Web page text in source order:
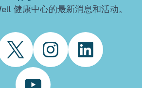
健康中心的最新消息和活动。
Twitter InstagramLinkedIn
YouTube